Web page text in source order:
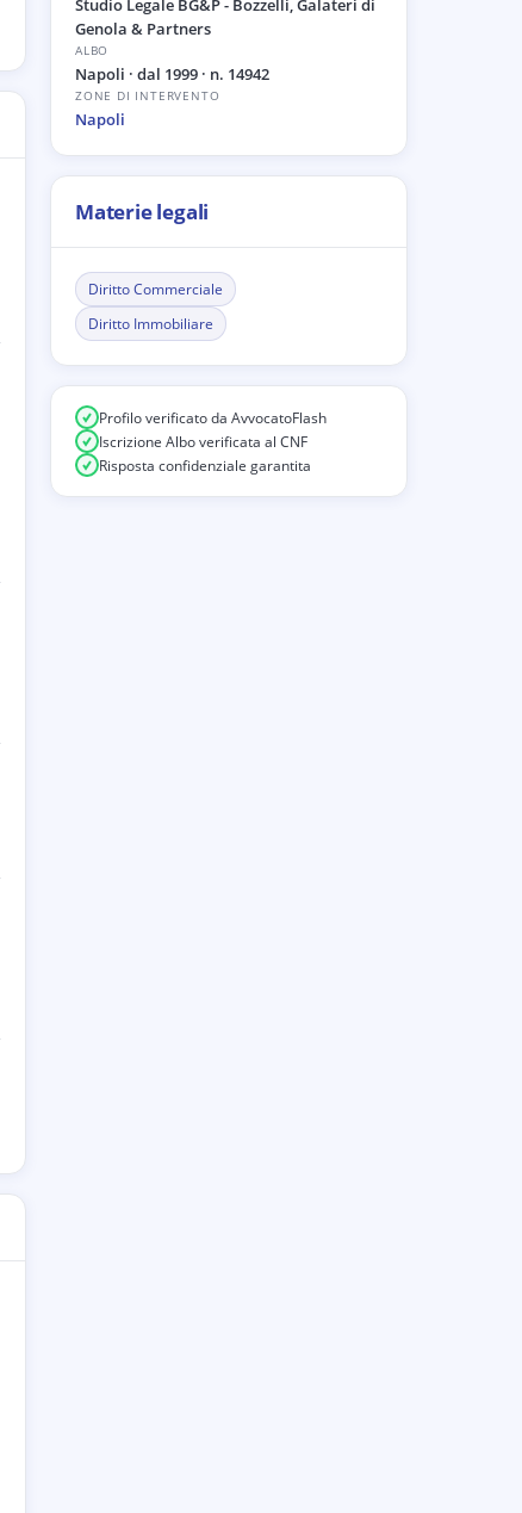
Studio Legale BG&P - Bozzelli, Galateri di
Genola & Partners
ALBO
Napoli · dal 1999 · n. 14942
ZONE DI INTERVENTO
Napoli
Materie legali
Diritto Commerciale
Diritto Immobiliare
Profilo verificato da AvvocatoFlash
Iscrizione Albo verificata al CNF
Risposta confidenziale garantita